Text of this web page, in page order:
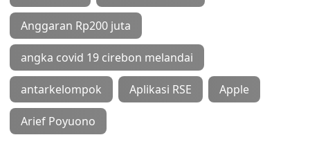
Anggaran Rp200 juta
angka covid 19 cirebon melandai
antarkelompok Aplikasi RSE Apple
Arief Poyuono